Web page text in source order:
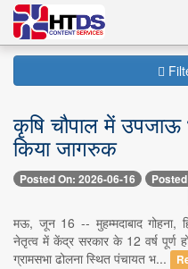
कृषि चौपाल में उपजाऊ
किया जागरुक
Posted On: 2026-06-16 Posted
मऊ, जून 16 -- मुहम्मदाबाद गोहना,
नेतृत्व में केंद्र सरकार के 12 वर्ष पूर्ण
ग्रामसभा ढोलना स्थित पंचायत भ...